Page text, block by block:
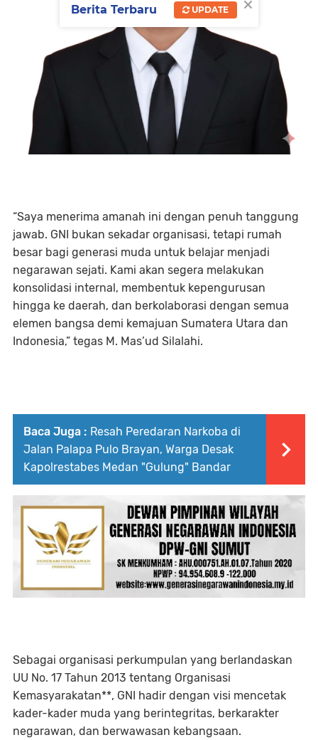
“Saya menerima amanah ini dengan penuh tanggung
jawab. GNI bukan sekadar organisasi, tetapi rumah
besar bagi generasi muda untuk belajar menjadi
negarawan sejati. Kami akan segera melakukan
konsolidasi internal, membentuk kepengurusan
hingga ke daerah, dan berkolaborasi dengan semua
elemen bangsa demi kemajuan Sumatera Utara dan
Indonesia,” tegas M. Mas’ud Silalahi.
Baca Juga : Resah Peredaran Narkoba di
Jalan Palapa Pulo Brayan, Warga Desak
Kapolrestabes Medan "Gulung" Bandar
Sebagai organisasi perkumpulan yang berlandaskan
UU No. 17 Tahun 2013 tentang Organisasi
Kemasyarakatan**, GNI hadir dengan visi mencetak
kader-kader muda yang berintegritas, berkarakter
negarawan, dan berwawasan kebangsaan.
Berita Terbaru UPDATE